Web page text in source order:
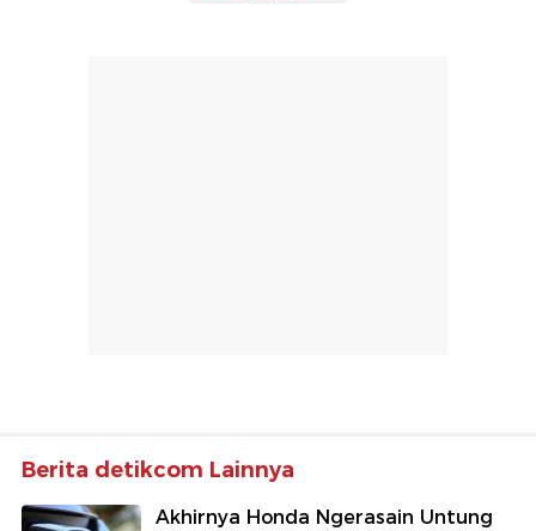
Berita detikcom Lainnya
Akhirnya Honda Ngerasain Untung